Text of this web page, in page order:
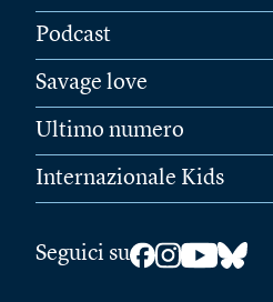
Podcast
Savage love
Ultimo numero
Internazionale Kids
Seguici su